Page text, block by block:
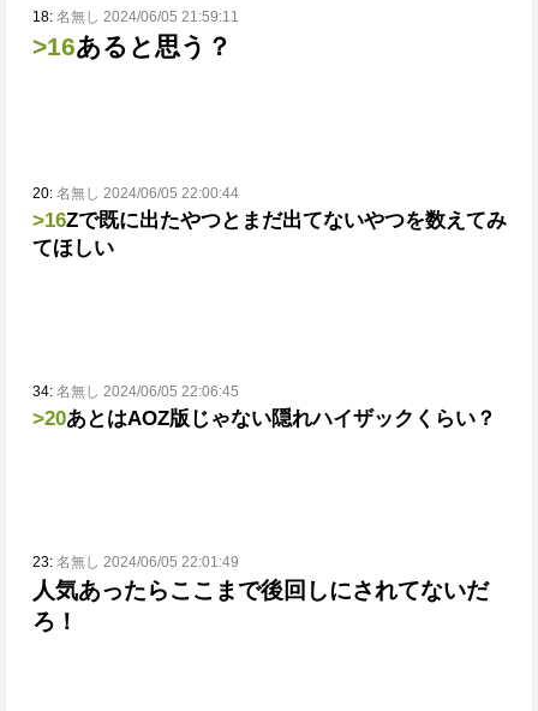
18: 名無し 2024/06/05 21:59:11
>16あると思う？
20: 名無し 2024/06/05 22:00:44
>16Zで既に出たやつとまだ出てないやつを数えてみ
てほしい
34: 名無し 2024/06/05 22:06:45
>20あとはAOZ版じゃない隠れハイザックくらい？
23: 名無し 2024/06/05 22:01:49
人気あったらここまで後回しにされてないだ
ろ！